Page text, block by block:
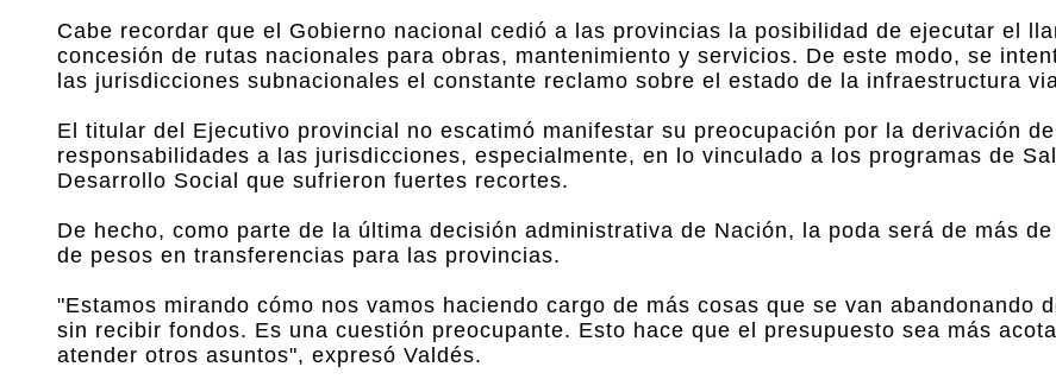
Cabe recordar que el Gobierno nacional cedió a las provincias la posibilidad de ejecutar el
concesión de rutas nacionales para obras, mantenimiento y servicios. De este modo, se
las jurisdicciones subnacionales el constante reclamo sobre el estado de la infraestructura
El titular del Ejecutivo provincial no escatimó manifestar su preocupación por la derivación de
responsabilidades a las jurisdicciones, especialmente, en lo vinculado a los programas de
Desarrollo Social que sufrieron fuertes recortes.
De hecho, como parte de la última decisión administrativa de Nación, la poda será de más
de pesos en transferencias para las provincias.
"Estamos mirando cómo nos vamos haciendo cargo de más cosas que se van abandonando
sin recibir fondos. Es una cuestión preocupante. Esto hace que el presupuesto sea más
atender otros asuntos", expresó Valdés.